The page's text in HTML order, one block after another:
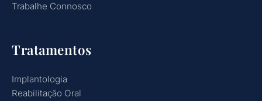
Trabalhe Connosco
Tratamentos
Implantologia
Reabilitação Oral